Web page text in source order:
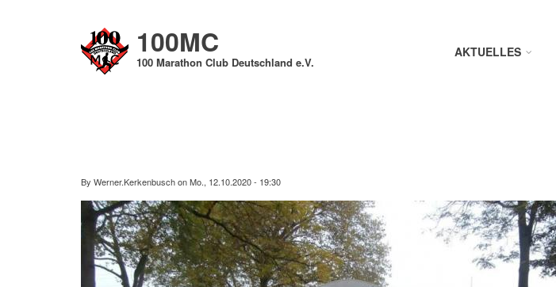
100MC
100 Marathon Club Deutschland e.V.
AKTUELLES
By Werner.KerkenbuschonMo., 12.10.2020 - 19:30